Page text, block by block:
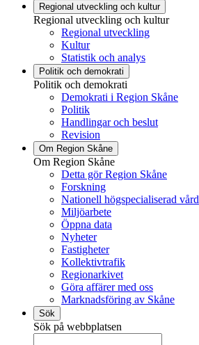
Regional utveckling och kultur
Regional utveckling och kultur
Regional utveckling
Kultur
Statistik och analys
Politik och demokrati
Politik och demokrati
Demokrati i Region Skåne
Politik
Handlingar och beslut
Revision
Om Region Skåne
Om Region Skåne
Detta gör Region Skåne
Forskning
Nationell högspecialiserad vård
Miljöarbete
Öppna data
Nyheter
Fastigheter
Kollektivtrafik
Regionarkivet
Göra affärer med oss
Marknadsföring av Skåne
Sök
Sök på webbplatsen